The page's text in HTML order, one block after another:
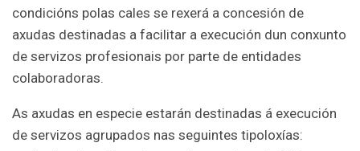
condicións polas cales se rexerá a concesión de
axudas destinadas a facilitar a execución dun conxunto
de servizos profesionais por parte de entidades
colaboradoras.
As axudas en especie estarán destinadas á execución
de servizos agrupados nas seguintes tipoloxías: